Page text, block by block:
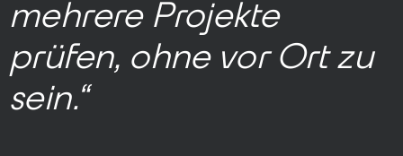
mehrere Projekte
prüfen, ohne vor Ort zu
sein.“